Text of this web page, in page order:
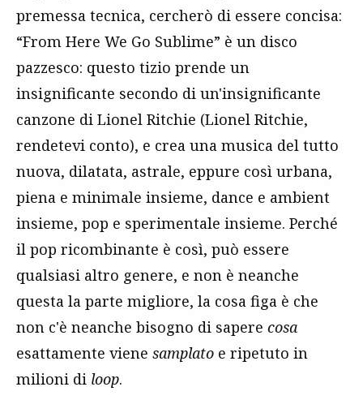
premessa tecnica, cercherò di essere concisa:
“From Here We Go Sublime” è un disco
pazzesco: questo tizio prende un
insignificante secondo di un'insignificante
canzone di Lionel Ritchie (Lionel Ritchie,
rendetevi conto), e crea una musica del tutto
nuova, dilatata, astrale, eppure così urbana,
piena e minimale insieme, dance e ambient
insieme, pop e sperimentale insieme. Perché
il pop ricombinante è così, può essere
qualsiasi altro genere, e non è neanche
questa la parte migliore, la cosa figa è che
non c'è neanche bisogno di sapere cosa
esattamente viene samplato e ripetuto in
milioni di loop.